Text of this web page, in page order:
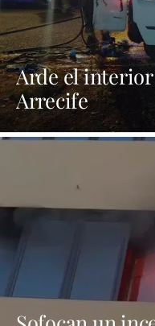
Arde el
Arrecife